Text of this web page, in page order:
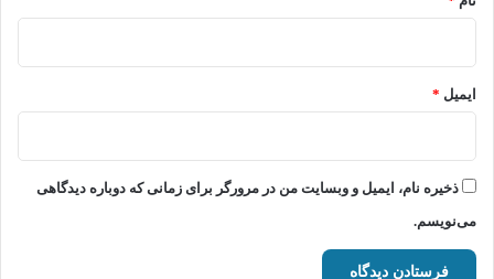
ایمیل *
ذخیره نام، ایمیل و وبسایت من در مرورگر برای زمانی که دوباره دیدگاهی
می‌نویسم.